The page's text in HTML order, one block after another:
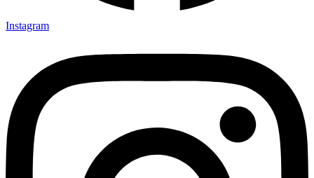
Instagram